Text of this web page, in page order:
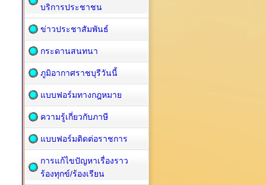
บริการประชาชน
ข่าวประชาสัมพันธ์
กระดานสนทนา
ภูมิอากาศราชบุรีวันนี้
แบบฟอร์มทางกฎหมาย
ความรู้เกี่ยวกับภาษี
แบบฟอร์มติดต่อราชการ
การแก้ไขปัญหาเรื่องราว
ร้องทุกข์/ร้องเรียน